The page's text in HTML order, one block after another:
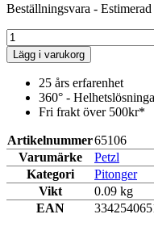
Beställningsvara -
Lägg i varukorg
25 års erfarenhet
360° -
Fri frakt över 500kr*
Artikelnummer65106
Varumärke
Petzl
Kategori
Pitonger
Vikt
0.09 kg
EAN